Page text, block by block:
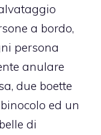
a bordo,
persona
anulare
due boette
ed un
di